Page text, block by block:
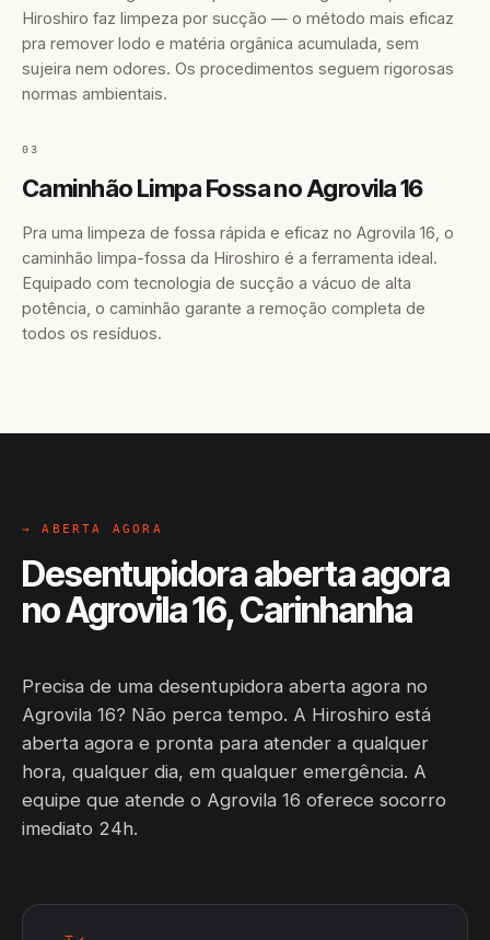
Hiroshiro faz limpeza por sucção — o método mais eficaz
pra remover lodo e matéria orgânica acumulada, sem
sujeira nem odores. Os procedimentos seguem rigorosas
normas ambientais.
03
Caminhão Limpa Fossa no Agrovila 16
Pra uma limpeza de fossa rápida e eficaz no Agrovila 16, o
caminhão limpa-fossa da Hiroshiro é a ferramenta ideal.
Equipado com tecnologia de sucção a vácuo de alta
potência, o caminhão garante a remoção completa de
todos os resíduos.
→ ABERTA AGORA
Desentupidora aberta agora
no Agrovila 16, Carinhanha
Precisa de uma desentupidora aberta agora no
Agrovila 16? Não perca tempo. A Hiroshiro está
aberta agora e pronta para atender a qualquer
hora, qualquer dia, em qualquer emergência. A
equipe que atende o Agrovila 16 oferece socorro
imediato 24h.